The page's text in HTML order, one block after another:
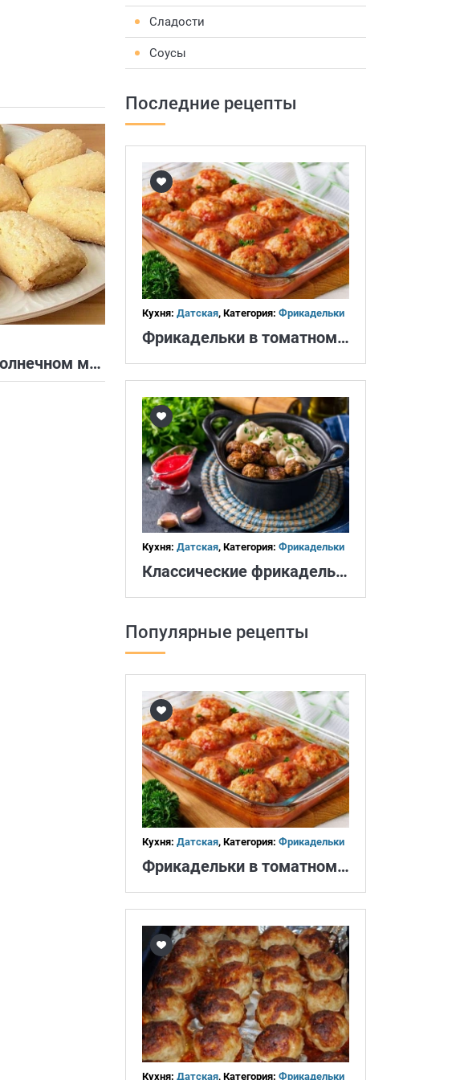
Песочное печенье на подсолнечном масле
Сладости
Соусы
Последние рецепты
Кухня: Датская, Категория: Фрикадельки
Фрикадельки в томатном соусе
Кухня: Датская, Категория: Фрикадельки
Классические фрикадельки
Популярные рецепты
Кухня: Датская, Категория: Фрикадельки
Фрикадельки в томатном соусе
Кухня: Датская, Категория: Фрикадельки